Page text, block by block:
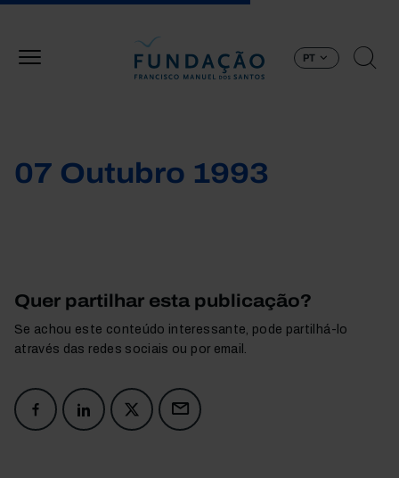
PT
07 Outubro 1993
Quer partilhar esta publicação?
Se achou este conteúdo interessante, pode partilhá-lo
através das redes sociais ou por email.